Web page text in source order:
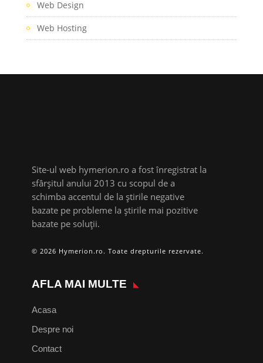
Web Design
Web Hosting
Site-ul web hymerion.ro a fost înregistrat la
sfârșitul anului 2013 cu scopul de a
schimba accentul de la știrile negative
bazate pe probleme la știrile mai pozitive
bazate pe soluții.
© 2026 Hymerion.ro. Toate drepturile rezervate.
AFLA MAI MULTE
Acasa
Despre noi
Contact